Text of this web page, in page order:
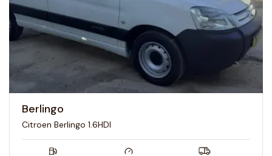
Berlingo
Citroen Berlingo 1.6HDI